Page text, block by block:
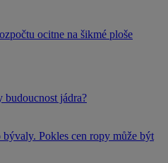
ocitne na šikmé ploše
budoucnost jádra?
Pokles cen ropy může být